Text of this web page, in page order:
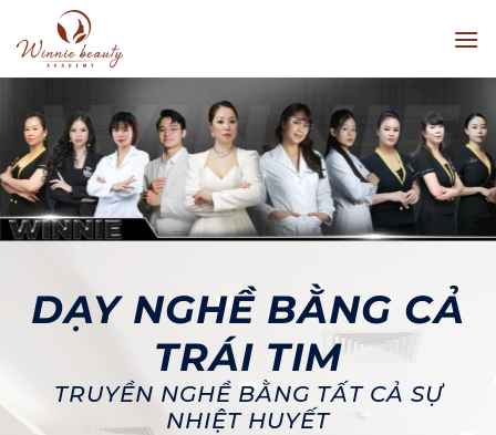
to
content
DẠY NGHỀ BẰNG CẢ
TRÁI TIM
TRUYỀN NGHỀ BẰNG TẤT CẢ SỰ
NHIỆT HUYẾT